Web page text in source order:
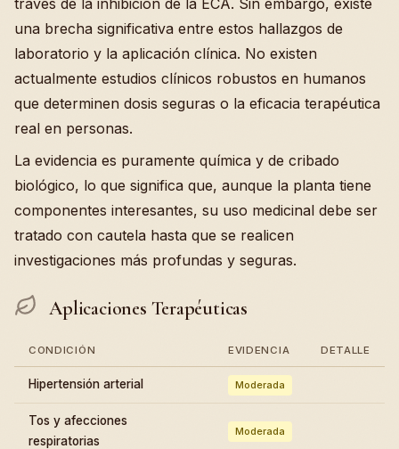
través de la inhibición de la ECA. Sin embargo, existe
una brecha significativa entre estos hallazgos de
laboratorio y la aplicación clínica. No existen
actualmente estudios clínicos robustos en humanos
que determinen dosis seguras o la eficacia terapéutica
real en personas.
La evidencia es puramente química y de cribado
biológico, lo que significa que, aunque la planta tiene
componentes interesantes, su uso medicinal debe ser
tratado con cautela hasta que se realicen
investigaciones más profundas y seguras.
Aplicaciones Terapéuticas
CONDICIÓN EVIDENCIA DETALLE
Hipertensión arterial Moderada
Tos y afecciones
respiratorias
Moderada